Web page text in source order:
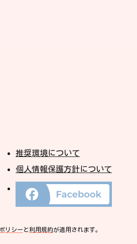
推奨環境について
個人情報保護方針について
医
リシー と利用規約が適用されます。